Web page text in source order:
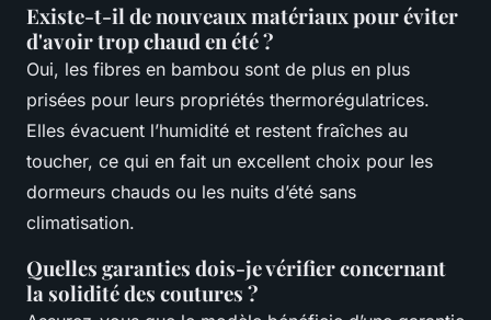
Existe-t-il de nouveaux matériaux pour éviter
d'avoir trop chaud en été ?
Oui, les fibres en bambou sont de plus en plus
prisées pour leurs propriétés thermorégulatrices.
Elles évacuent l’humidité et restent fraîches au
toucher, ce qui en fait un excellent choix pour les
dormeurs chauds ou les nuits d’été sans
climatisation.
Quelles garanties dois-je vérifier concernant
la solidité des coutures ?